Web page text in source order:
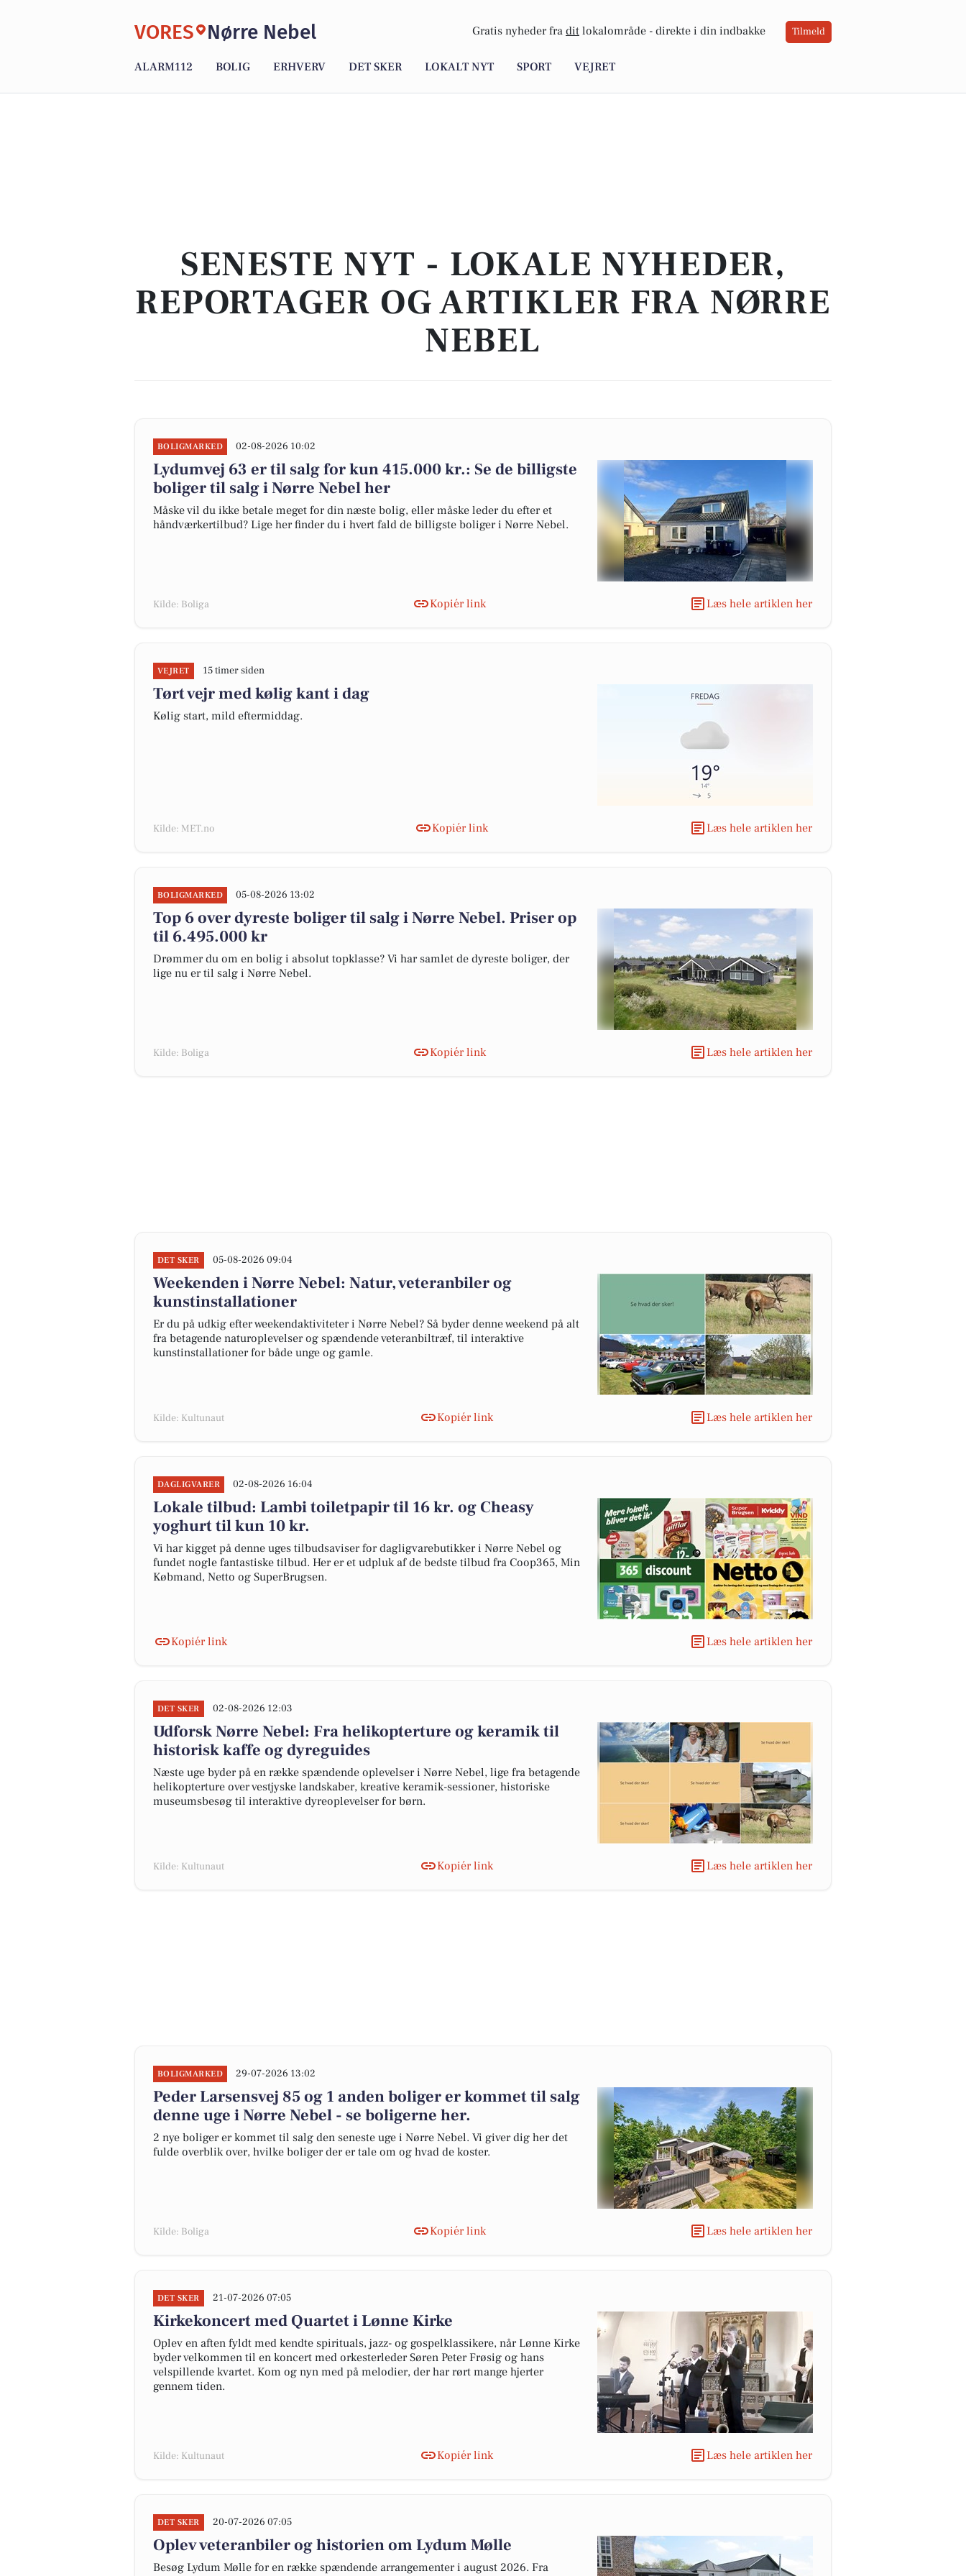
VORES Nørre Nebel Gratis nyheder fra dit lokalområde - direkte i din indbakke Tilmeld
ALARM112 BOLIG ERHVERV DET SKER LOKALT NYT SPORT VEJRET
SENESTE NYT - LOKALE NYHEDER,
REPORTAGER OG ARTIKLER FRA NØRRE
NEBEL
BOLIGMARKED 02-08-2026 10:02
Lydumvej 63 er til salg for kun 415.000 kr.: Se de billigste
boliger til salg i Nørre Nebel her
Måske vil du ikke betale meget for din næste bolig, eller måske leder du efter et
håndværkertilbud? Lige her finder du i hvert fald de billigste boliger i Nørre Nebel.
Kilde: Boliga Kopiér link Læs hele artiklen her
VEJRET 15 timer siden
Tørt vejr med kølig kant i dag
Kølig start, mild eftermiddag.
Kilde: MET.no Kopiér link Læs hele artiklen her
BOLIGMARKED 05-08-2026 13:02
Top 6 over dyreste boliger til salg i Nørre Nebel. Priser op
til 6.495.000 kr
Drømmer du om en bolig i absolut topklasse? Vi har samlet de dyreste boliger, der
lige nu er til salg i Nørre Nebel.
Kilde: Boliga Kopiér link Læs hele artiklen her
DET SKER 05-08-2026 09:04
Weekenden i Nørre Nebel: Natur, veteranbiler og
kunstinstallationer
Er du på udkig efter weekendaktiviteter i Nørre Nebel? Så byder denne weekend på alt
fra betagende naturoplevelser og spændende veteranbiltræf, til interaktive
kunstinstallationer for både unge og gamle.
Kilde: Kultunaut Kopiér link Læs hele artiklen her
DAGLIGVARER 02-08-2026 16:04
Lokale tilbud: Lambi toiletpapir til 16 kr. og Cheasy
yoghurt til kun 10 kr.
Vi har kigget på denne uges tilbudsaviser for dagligvarebutikker i Nørre Nebel og
fundet nogle fantastiske tilbud. Her er et udpluk af de bedste tilbud fra Coop365, Min
Købmand, Netto og SuperBrugsen.
Kopiér link Læs hele artiklen her
DET SKER 02-08-2026 12:03
Udforsk Nørre Nebel: Fra helikopterture og keramik til
historisk kaffe og dyreguides
Næste uge byder på en række spændende oplevelser i Nørre Nebel, lige fra betagende
helikopterture over vestjyske landskaber, kreative keramik-sessioner, historiske
museumsbesøg til interaktive dyreoplevelser for børn.
Kilde: Kultunaut Kopiér link Læs hele artiklen her
BOLIGMARKED 29-07-2026 13:02
Peder Larsensvej 85 og 1 anden boliger er kommet til salg
denne uge i Nørre Nebel - se boligerne her.
2 nye boliger er kommet til salg den seneste uge i Nørre Nebel. Vi giver dig her det
fulde overblik over, hvilke boliger der er tale om og hvad de koster.
Kilde: Boliga Kopiér link Læs hele artiklen her
DET SKER 21-07-2026 07:05
Kirkekoncert med Quartet i Lønne Kirke
Oplev en aften fyldt med kendte spirituals, jazz- og gospelklassikere, når Lønne Kirke
byder velkommen til en koncert med orkesterleder Søren Peter Frøsig og hans
velspillende kvartet. Kom og nyn med på melodier, der har rørt mange hjerter
gennem tiden.
Kilde: Kultunaut Kopiér link Læs hele artiklen her
DET SKER 20-07-2026 07:05
Oplev veteranbiler og historien om Lydum Mølle
Besøg Lydum Mølle for en række spændende arrangementer i august 2026. Fra